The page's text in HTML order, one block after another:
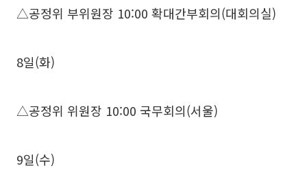
△공정위 부위원장 10:00 확대간부회의(대회의실)
8일(화)
△공정위 위원장 10:00 국무회의(서울)
9일(수)